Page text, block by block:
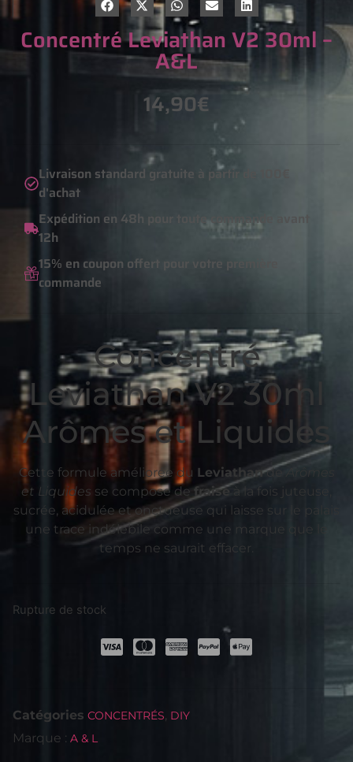
Concentré Leviathan V2 30ml –
A&L
14,90€
Livraison standard gratuite à partir de 100€
d'achat
Expédition en 48h pour toute commande avant
12h
15% en coupon offert pour votre première
commande
Concentré
Leviathan V2 30ml
Arômes et Liquides
Cette formule améliorée du Leviathande
et Liquides se compose de fraise à la fois juteuse,
sucrée, acidulée et onctueuse qui laisse sur le palais
une trace indélébile comme une marque que le
temps ne saurait effacer .
Rupture de stock
Catégories CONCENTRÉS, DIY
Marque : A & L